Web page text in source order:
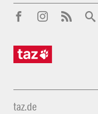
taz.de